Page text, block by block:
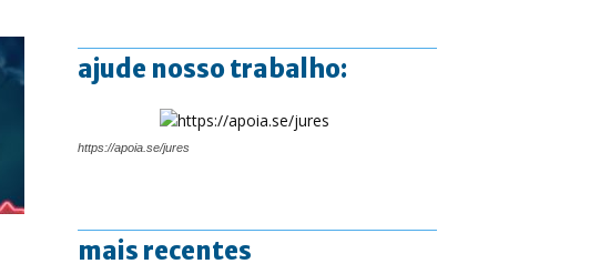
ajude nosso trabalho:
https://apoia.se/jures
mais recentes